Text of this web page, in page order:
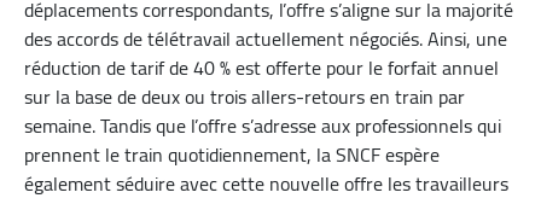
déplacements correspondants, l’offre s’aligne sur la majorité
des accords de télétravail actuellement négociés. Ainsi, une
réduction de tarif de 40 % est offerte pour le forfait annuel
sur la base de deux ou trois allers-retours en train par
semaine. Tandis que l’offre s’adresse aux professionnels qui
prennent le train quotidiennement, la SNCF espère
également séduire avec cette nouvelle offre les travailleurs